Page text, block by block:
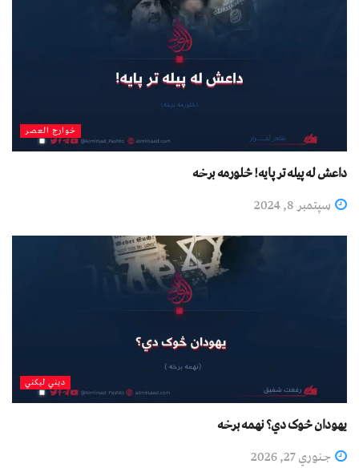
خوارج العصر
داعش له پیله تر پایه! څلورمه برخه
سپتمبر 8, 2024
دیني لیکني
یهودان څوک دي؟ نهمه برخه
جنوري 27, 2026